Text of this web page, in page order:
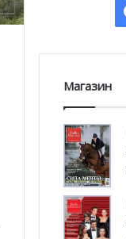
Магазин